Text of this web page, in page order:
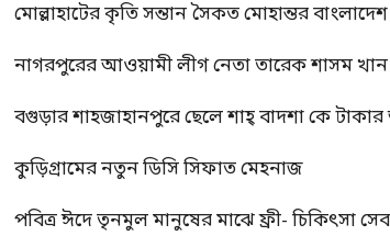
মোল্লাহাটের কৃতি সন্তান সৈকত মোহান্তর
নাগরপুরের আওয়ামী লীগ নেতা তারেক শাসম খান
বগুড়ার শাহজাহানপুরে ছেলে শাহ্ বাদশা কে
কুড়িগ্রামের নতুন ডিসি সিফাত মেহনাজ
পবিত্র ঈদে তৃনমুল মানুষের মাঝে ফ্রী- চিকিৎসা